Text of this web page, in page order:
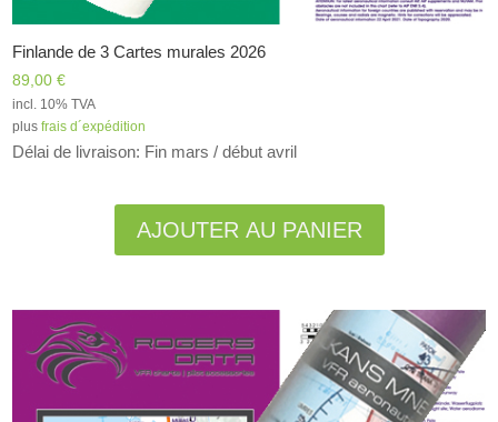
Finlande de 3 Cartes murales 2026
89,00€
incl. 10% TVA
plusfrais d´expédition
Délai de livraison: Fin mars / début avril
AJOUTER AU PANIER